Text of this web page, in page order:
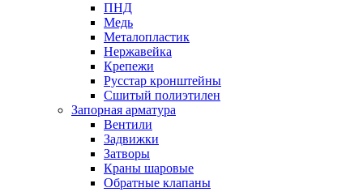
ПНД
Медь
Металопластик
Нержавейка
Крепежи
Русстар кронштейны
Сшитый полиэтилен
Запорная арматура
Вентили
Задвижки
Затворы
Краны шаровые
Обратные клапаны